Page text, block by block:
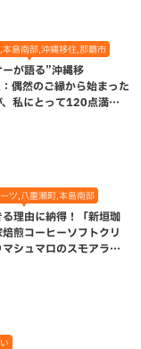
本島南部,沖縄移住,那覇市
ーが語る”沖縄移
偶然のご縁から始まった
、私にとって120点満点
ツ,八重瀬町,本島南部
理由に納得！「新垣珈
煎コーヒーソフトクリ
マシュマロのスモアラテ